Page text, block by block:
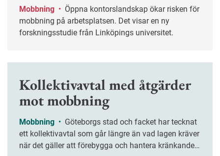
Mobbning •
mobbning på arbetsplatsen. Det visar en ny
forskningsstudie från Linköpings universitet.
Kollektivavtal med åtgärder
mot mobbning
Mobbning •
ett kollektivavtal som går längre än vad lagen kräver
när det gäller att förebygga och hantera kränkande